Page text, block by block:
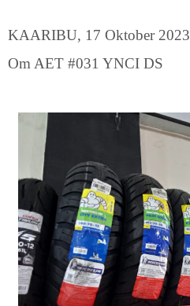
KAARIBU, 17 Oktober 2023
Om AET #031 YNCI DS